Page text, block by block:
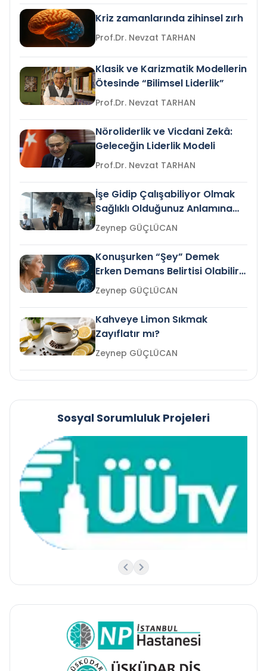
Kriz zamanlarında zihinsel zırh
Prof.Dr. Nevzat TARHAN
Klasik ve Karizmatik Modellerin
Ötesinde “Bilimsel Liderlik”
Prof.Dr. Nevzat TARHAN
Nöroliderlik ve Vicdani Zekâ:
Geleceğin Liderlik Modeli
Prof.Dr. Nevzat TARHAN
İşe Gidip Çalışabiliyor Olmak
Sağlıklı Olduğunuz Anlamına
Gelir mi?Zeynep GÜÇLÜCAN
Konuşurken “Şey” Demek
Erken Demans Belirtisi Olabilir
mi?
Zeynep GÜÇLÜCAN
Kahveye Limon Sıkmak
Zayıflatır mı?
Zeynep GÜÇLÜCAN
Sosyal Sorumluluk Projeleri